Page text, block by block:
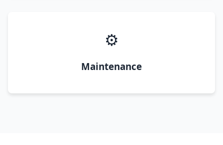
⚙️
Maintenance